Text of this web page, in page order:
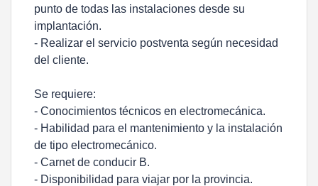
punto de todas las instalaciones desde su
implantación.
- Realizar el servicio postventa según necesidad
del cliente.
Se requiere:
- Conocimientos técnicos en electromecánica.
- Habilidad para el mantenimiento y la instalación
de tipo electromecánico.
- Carnet de conducir B.
- Disponibilidad para viajar por la provincia.